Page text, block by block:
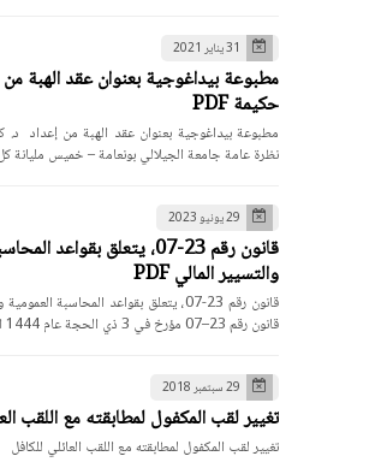
31 يناير 2021
مطبوعة بيداغوجية بعنوان عقد الهبة
حكيمة PDF
نظرة عامة جامعة الجيلالي بونعامة – خميس مليانة
29 يونيو 2023
قانون رقم 23-07، يتعلق بقواعد
والتسيير المالي PDF
قانون رقم 23–07 مؤرخ في 3 ذي الحجة عام 1444 الموا…
29 سبتمبر 2018
تغيير لقب المكفول لمطابقته مع اللقب
تغيير لقب المكفول لمطابقته مع اللقب العائلي للكافل